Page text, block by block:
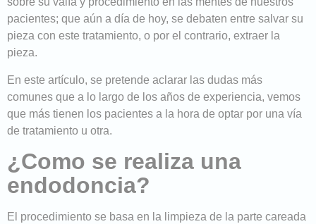
pacientes; que aún a día de hoy, se debaten entre salvar su
pieza con este tratamiento, o por el contrario, extraer la
pieza.
En este artículo, se pretende aclarar las dudas más
comunes que a lo largo de los años de experiencia, vemos
que más tienen los pacientes a la hora de optar por una vía
de tratamiento u otra.
¿Como se realiza una
endodoncia?
El procedimiento se basa en la limpieza de la parte careada